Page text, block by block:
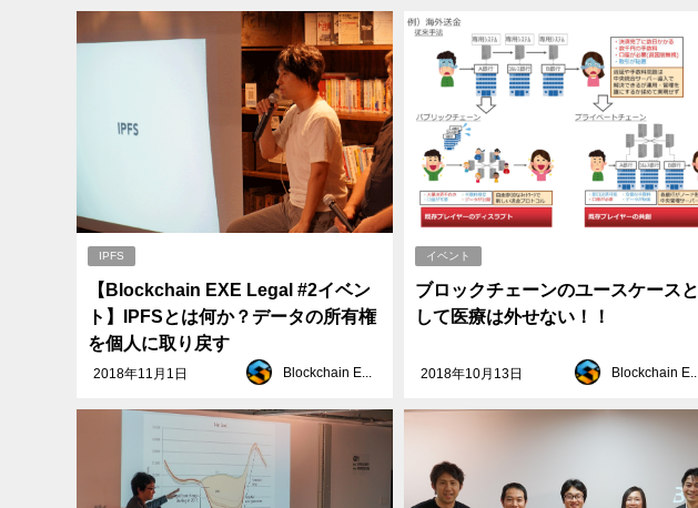
IPFS
【Blockchain EXE Legal #2イベン
ト】IPFSとは何か？データの所有権
を個人に取り戻す
2018年11月1日
イベント
ブロックチェーンのユースケースと
して医療は外せない！！
2018年10月13日 Blockchain EXE